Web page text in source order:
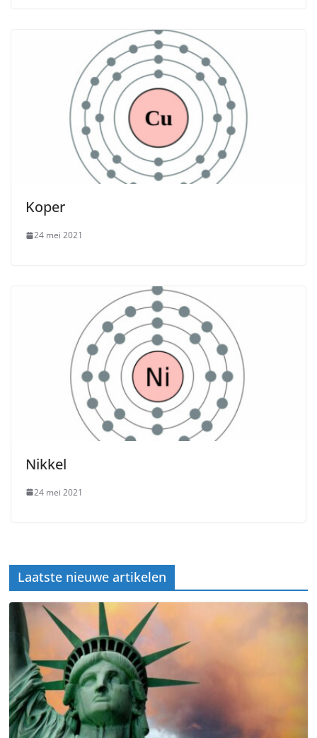
Koper
24 mei 2021
Nikkel
24 mei 2021
Laatste nieuwe artikelen